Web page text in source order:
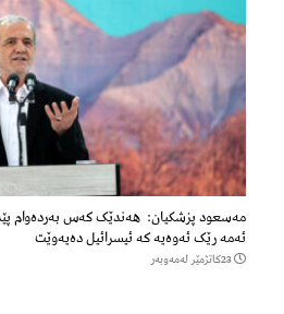
مەسعود پزشكیان: هەندێک کەس بەردەوام
ئەمە رێک ئەوەیە کە ئیسرائیل دەیەوێت
23كاتژمێر لەمەوبەر